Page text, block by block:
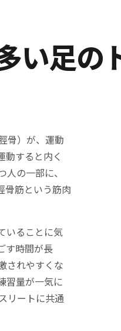
い足の
骨）が、運動
すると内く
の一部に、
骨筋という筋肉
いることに気
す時間が長
されやすくな
習量が一気に
リートに共通